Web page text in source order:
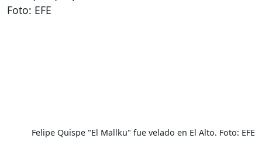
Felipe Quispe "El Mallku" fue velado en El Alto. Foto: EFE